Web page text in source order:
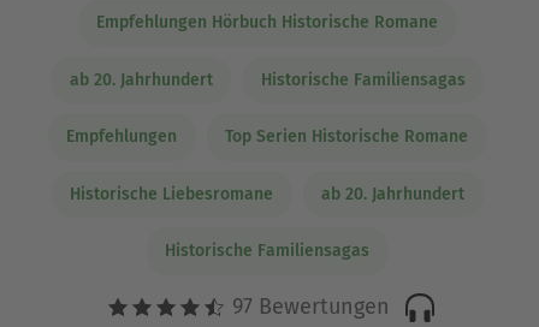
Empfehlungen Hörbuch Historische Romane
ab 20. Jahrhundert Historische Familiensagas
Empfehlungen Top Serien Historische Romane
Historische Liebesromane ab 20. Jahrhundert
Historische Familiensagas
97 Bewertungen